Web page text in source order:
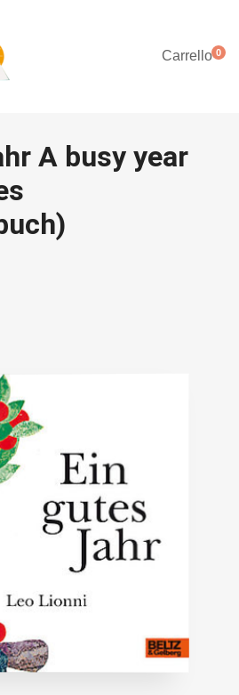
Carrello0
A busy year